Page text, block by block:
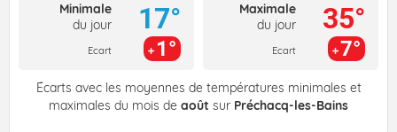
Minimale
du jour
Ecart
17°
1°
Maximale
du jour
Ecart
35°
7°
Écarts avec les moyennes de températures minimales et
maximales du mois de août sur Préchacq-les-Bains